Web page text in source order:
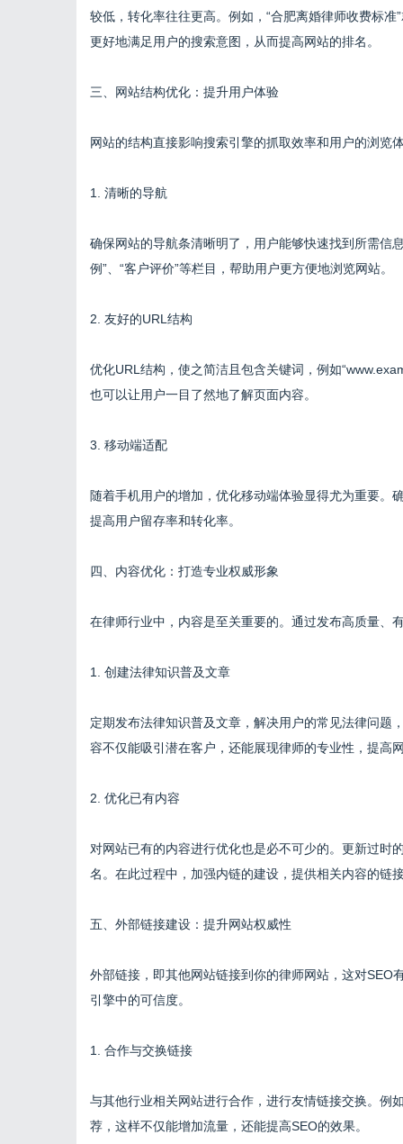
较低，转化率往往更高。例如，“合肥离婚律师收费标
更好地满足用户的搜索意图，从而提高网站的排名。
三、网站结构优化：提升用户体验
网站的结构直接影响搜索引擎的抓取效率和用户的浏览
1. 清晰的导航
确保网站的导航条清晰明了，用户能够快速找到所需信
例”、“客户评价”等栏目，帮助用户更方便地浏览网站。
2. 友好的URL结构
优化URL结构，使之简洁且包含关键词，例如
也可以让用户一目了然地了解页面内容。
3. 移动端适配
随着手机用户的增加，优化移动端体验显得尤为重要。
提高用户留存率和转化率。
四、内容优化：打造专业权威形象
在律师行业中，内容是至关重要的。通过发布高质量、
1. 创建法律知识普及文章
定期发布法律知识普及文章，解决用户的常见法律问题
容不仅能吸引潜在客户，还能展现律师的专业性，提高
2. 优化已有内容
对网站已有的内容进行优化也是必不可少的。更新过时
名。在此过程中，加强内链的建设，提供相关内容的链
五、外部链接建设：提升网站权威性
外部链接，即其他网站链接到你的律师网站，这对SEO
引擎中的可信度。
1. 合作与交换链接
与其他行业相关网站进行合作，进行友情链接交换。例
荐，这样不仅能增加流量，还能提高SEO的效果。